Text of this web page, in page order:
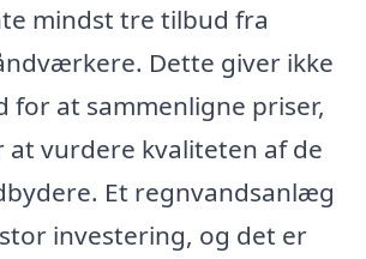
mindst tre tilbud fra
Dette giver ikke
for at sammenligne priser,
at vurdere kvaliteten af de
Et regnvandsanlæg
investering, og det er